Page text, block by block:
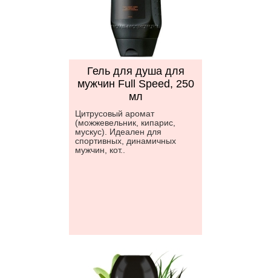
Гель для душа для
мужчин Full Speed, 250
мл
Цитрусовый аромат
(можжевельник, кипарис,
мускус). Идеален для
спортивных, динамичных
мужчин, кот..